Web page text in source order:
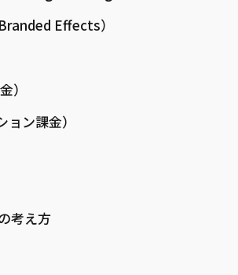
Effects）
）
ン課金）
考え方